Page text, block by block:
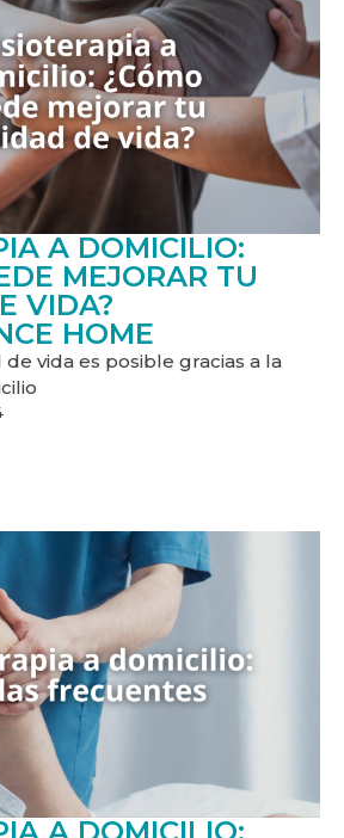
A DOMICILIO:
MEJORAR TU
VIDA?
HOME
vida es posible gracias a la